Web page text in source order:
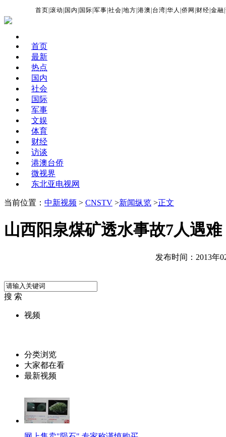
首页 |滚动 国内 国际 |军事 |社会 |地方 |港澳 台湾 |华人 |侨网 财经 |金融 |
首页
最新
热点
国内
社会
国际
军事
文娱
体育
财经
访谈
港澳台侨
微视界
东北亚电视网
当前位置： 中新视频 > CNSTV >新闻纵览 >正文
山西阳泉煤矿透水事故7人遇
发布时间：2013年
搜 索
视频
分类浏览
大家都在看
最新视频